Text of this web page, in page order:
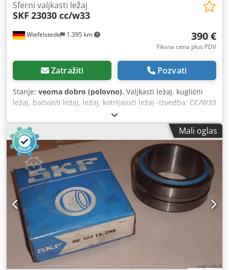
Wiefelstede 1.395 km
Sferni valjkasti ležaj
SKF 23030 cc/w33
390 €
Fiksna cena plus PDV
Zatražiti Pozvati
Stanje: veoma dobro (polovno), Valjkasti ležaj, kuglični
ležaj, bačvasti ležaj, ležaj, kotrljajući ležaj -Izvedba: CC/W33
d = unutrašnji prečnik: 200 D = spoljašnji prečnik: 310 B =
širina: 82 -nema prodaje na težinu/rasprodaja zaliha Codjb
A Imuopfx Al Djrf
Mali oglas